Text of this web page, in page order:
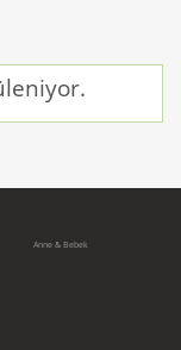
Anne & Bebek